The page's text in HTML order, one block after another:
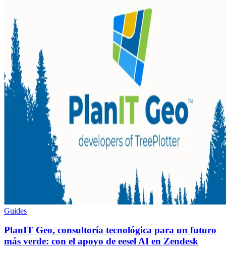
Guides
PlanIT Geo, consultoría tecnológica para un futuro
más verde: con el apoyo de eesel AI en Zendesk